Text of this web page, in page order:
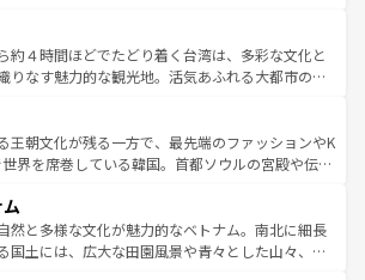
沢な旅のスタイルだ。 なお、新着のアメリカ
コンテンツ一覧を参照してほしい。
てなしの心で訪れる人々を迎えてくれるハワイの
いしいローカルフードやハワイアンミュージッ
的なフラダンスなど、すべてがハワイの魅力を彩
味わってほしい。 なお、新着のハワイ情報
ンツ一覧を参照してほしい。
フや大陸中央部にそびえるウルル（エアーズロッ
スマニアの美しい原生林やケアンズの熱帯雨林な
ころがたくさん。また、カフェやワイン、オージ
クティビティも充実しており、サーフィンやダイ
ハイキングなど、アウトドア好きにはたまらな
ストラリアの多彩な魅力を存分に味わいつくそ
ほしい。
約４時間ほどでたどり着く台湾は、多彩な文化と
りなす魅力的な観光地。活気あふれる大都市の台
ひつな山岳地帯である台湾東部など、都市の喧騒
静けさが共存しており、訪れる人に新しい発見と
たらしてくれる。また、奥深い台湾の食文化も魅
いと評判のスイーツなど、バラエティ豊かな料理
が味わえる。 なお、新着の台湾情報は コンテンツ一覧を参
しい。
王朝文化が残る一方で、最先端のファッションやK
界を席巻している韓国。首都ソウルの宮殿や伝統
に足を延ばせば四季折々の自然美を楽しむことが
そして、キムチや焼肉、絶品のストリートフード
まざまな韓国料理が待っている。夜には、韓国な
然と多様な文化が魅力的なベトナム。南北に細長
国土には、広大な田園風景や青々とした山々、世